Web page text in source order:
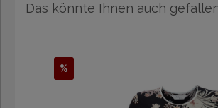
Das könnte Ihnen auch
%